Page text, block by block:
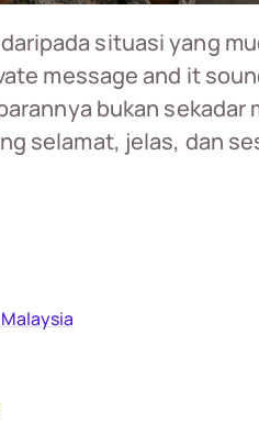
situasi yang
message and it
bukan sekadar
selamat, jelas, dan